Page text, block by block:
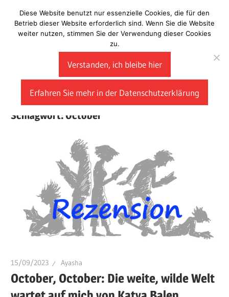
Inhalt
springen
Laberladen
Schlagwort:October
15/09/2023 Ayasha
October, October: Die weite, wilde Welt
Diese Website benutzt nur essenzielle Cookies, die für den
Betrieb dieser Website erforderlich sind. Wenn Sie die Website
weiter nutzen, stimmen Sie der Verwendung dieser Cookies
zu.
Verstanden, ich bleibe hier
Erfahren Sie mehr in der Datenschutzerklärung